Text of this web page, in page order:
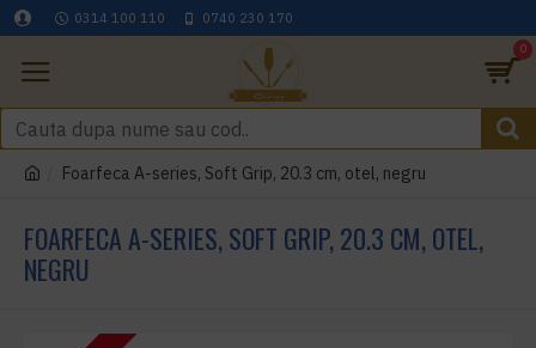
0314 100 110 0740 230 170
0
Foarfeca A-series, Soft Grip, 20.3 cm, otel, negru
FOARFECA A-SERIES, SOFT GRIP, 20.3 CM, OTEL,
NEGRU